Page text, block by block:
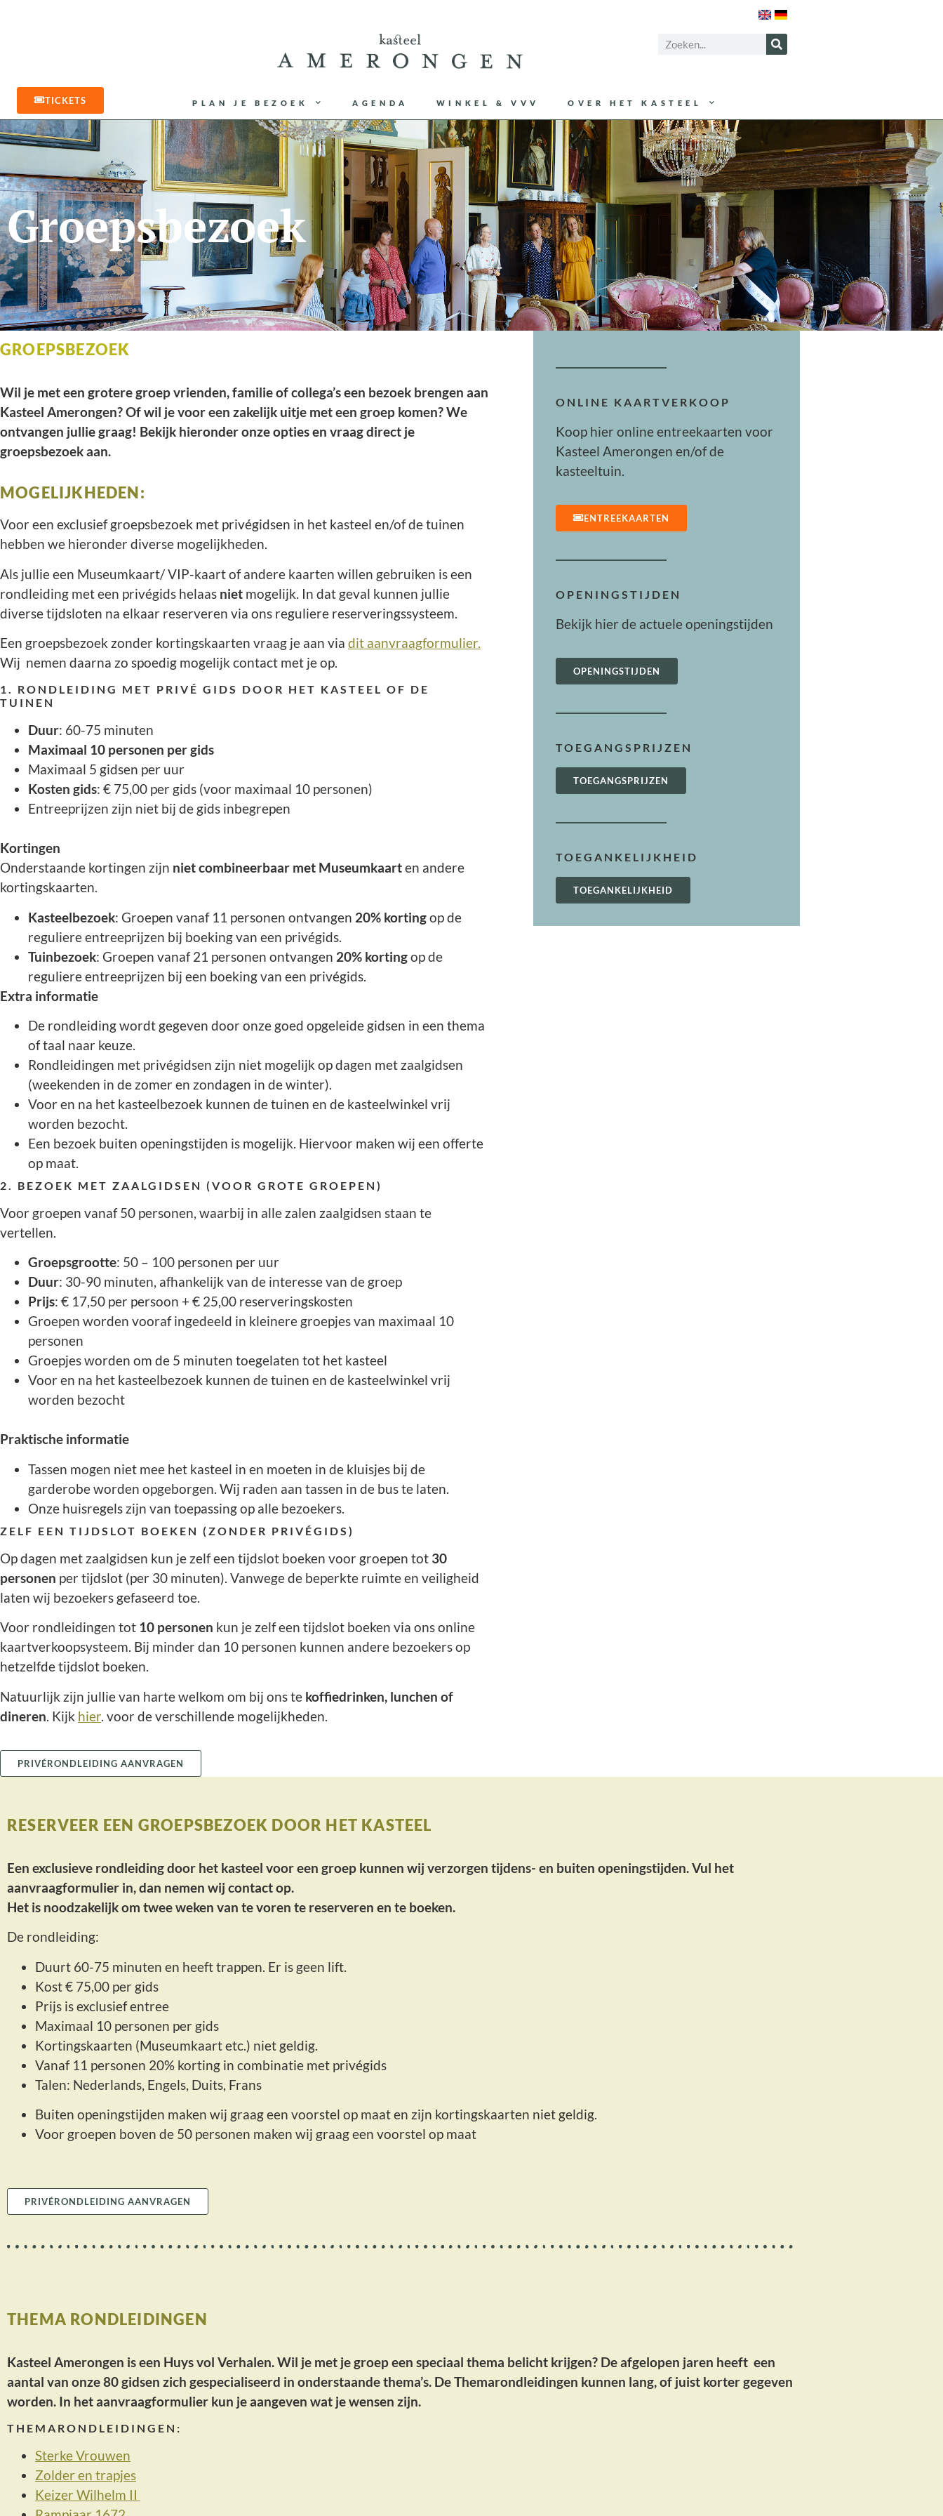
TICKETS PLAN JE BEZOEK AGENDA WINKEL & VVV OVER HET KASTEEL
Groepsbezoek
GROEPSBEZOEK
Wil je met een grotere groep vrienden, familie of collega’s een bezoek brengen aan
Kasteel Amerongen? Of wil je voor een zakelijk uitje met een groep komen? We
ontvangen jullie graag! Bekijk hieronder onze opties en vraag direct je
groepsbezoek aan.
MOGELIJKHEDEN:
Voor een exclusief groepsbezoek met privégidsen in het kasteel en/of de tuinen
hebben we hieronder diverse mogelijkheden.
Als jullie een Museumkaart/ VIP-kaart of andere kaarten willen gebruiken is een
rondleiding met een privégids helaas niet mogelijk. In dat geval kunnen jullie
diverse tijdsloten na elkaar reserveren via ons reguliere reserveringssysteem.
Een groepsbezoek zonder kortingskaarten vraag je aan via dit aanvraagformulier.
Wij nemen daarna zo spoedig mogelijk contact met je op.
1. RONDLEIDING MET PRIVÉ GIDS DOOR HET KASTEEL OF DE
TUINEN
Duur: 60-75 minuten
Maximaal 10 personen per gids
Maximaal 5 gidsen per uur
Kosten gids: € 75,00 per gids (voor maximaal 10 personen)
Entreeprijzen zijn niet bij de gids inbegrepen
Kortingen
Onderstaande kortingen zijn niet combineerbaar met Museumkaarten andere
kortingskaarten.
Kasteelbezoek: Groepen vanaf 11 personen ontvangen 20% kortingop de
reguliere entreeprijzen bij boeking van een privégids.
Tuinbezoek: Groepen vanaf 21 personen ontvangen 20% kortingop de
reguliere entreeprijzen bij een boeking van een privégids.
Extra informatie
De rondleiding wordt gegeven door onze goed opgeleide gidsen in een thema
of taal naar keuze.
Rondleidingen met privégidsen zijn niet mogelijk op dagen met zaalgidsen
(weekenden in de zomer en zondagen in de winter).
Voor en na het kasteelbezoek kunnen de tuinen en de kasteelwinkel vrij
worden bezocht.
Een bezoek buiten openingstijden is mogelijk. Hiervoor maken wij een offerte
op maat.
2. BEZOEK MET ZAALGIDSEN (VOOR GROTE GROEPEN)
Voor groepen vanaf 50 personen, waarbij in alle zalen zaalgidsen staan te
vertellen.
Groepsgrootte: 50 – 100 personen per uur
Duur: 30-90 minuten, afhankelijk van de interesse van de groep
Prijs: € 17,50 per persoon + € 25,00 reserveringskosten
Groepen worden vooraf ingedeeld in kleinere groepjes van maximaal 10
personen
Groepjes worden om de 5 minuten toegelaten tot het kasteel
Voor en na het kasteelbezoek kunnen de tuinen en de kasteelwinkel vrij
worden bezocht
Praktische informatie
Tassen mogen niet mee het kasteel in en moeten in de kluisjes bij de
garderobe worden opgeborgen. Wij raden aan tassen in de bus te laten.
Onze huisregels zijn van toepassing op alle bezoekers.
ZELF EEN TIJDSLOT BOEKEN (ZONDER PRIVÉGIDS)
Op dagen met zaalgidsen kun je zelf een tijdslot boeken voor groepen tot 30
personen per tijdslot (per 30 minuten). Vanwege de beperkte ruimte en veiligheid
laten wij bezoekers gefaseerd toe.
Voor rondleidingen tot 10 personen kun je zelf een tijdslot boeken via ons online
kaartverkoopsysteem. Bij minder dan 10 personen kunnen andere bezoekers op
hetzelfde tijdslot boeken.
Natuurlijk zijn jullie van harte welkom om bij ons te koffiedrinken, lunchen of
dineren. Kijk hier. voor de verschillende mogelijkheden.
PRIVÉRONDLEIDING AANVRAGEN
ONLINE KAARTVERKOOP
Koop hier online entreekaarten voor
Kasteel Amerongen en/of de
kasteeltuin.
ENTREEKAARTEN
OPENINGSTIJDEN
Bekijk hier de actuele openingstijden
OPENINGSTIJDEN
TOEGANGSPRIJZEN
TOEGANGSPRIJZEN
TOEGANKELIJKHEID
TOEGANKELIJKHEID
RESERVEER EEN GROEPSBEZOEK DOOR HET KASTEEL
Een exclusieve rondleiding door het kasteel voor een groep kunnen wij verzorgen tijdens- en buiten openingstijden.Vul het
aanvraagformulier in, dan nemen wij contact op.
Het is noodzakelijk om twee weken van te voren te reserveren en te boeken.
De rondleiding:
Duurt 60-75 minuten en heeft trappen. Er is geen lift.
Kost € 75,00 per gids
Prijs is exclusief entree
Maximaal 10 personen per gids
Kortingskaarten (Museumkaart etc.) niet geldig.
Vanaf 11 personen 20% korting in combinatie met privégids
Talen: Nederlands, Engels, Duits, Frans
Buiten openingstijden maken wij graag een voorstel op maat en zijn kortingskaarten niet geldig.
Voor groepen boven de 50 personen maken wij graag een voorstel op maat
PRIVÉRONDLEIDING AANVRAGEN
THEMA RONDLEIDINGEN
Kasteel Amerongen is een Huys vol Verhalen. Wil je met je groep een speciaal thema belicht krijgen? De afgelopen jaren heeft een
aantal van onze 80 gidsen zich gespecialiseerd in onderstaande thema’s. De Themarondleidingen kunnen lang, of juist korter gegeven
worden. In het aanvraagformulier kun je aangeven wat je wensen zijn.
THEMARONDLEIDINGEN:
Sterke Vrouwen
Zolder en trapjes
Keizer Wilhelm II